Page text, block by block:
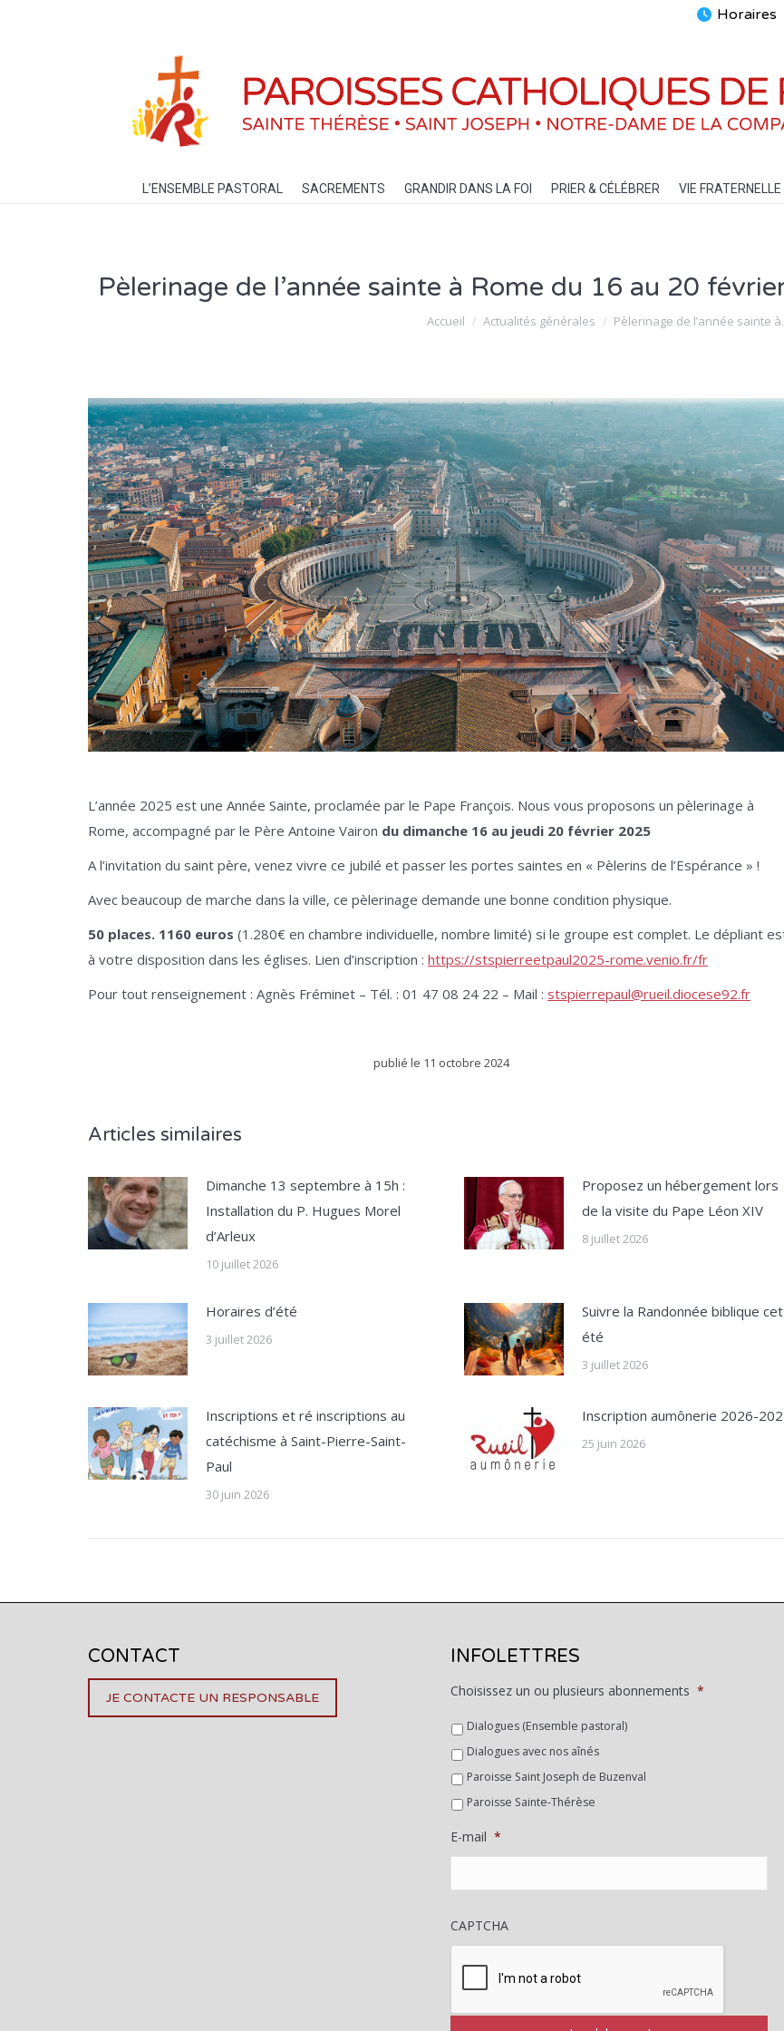
Horaires
L’ENSEMBLE PASTORAL SACREMENTS GRANDIR DANS LA FOI PRIER & CÉLÉBRER VIE FRATERNELLE
Pèlerinage de l’année sainte à Rome du 16 au 20
Vous êtes ici :
Accueil Actualités générales Pèlerinage de l’année sainte
L’année 2025 est une Année Sainte, proclamée par le Pape François. Nous vous proposons un pèlerinage à
Rome, accompagné par le Père Antoine Vairon du dimanche 16 au jeudi 20 février 2025
A l’invitation du saint père, venez vivre ce jubilé et passer les portes saintes en « Pèlerins de l’Espérance » !
Avec beaucoup de marche dans la ville, ce pèlerinage demande une bonne condition physique.
50 places. 1160 euros (1.280€ en chambre individuelle, nombre limité) si le groupe est complet. Le dépliant
à votre disposition dans les églises. Lien d’inscription : https://stspierreetpaul2025-rome.venio.fr/fr
Pour tout renseignement : Agnès Fréminet – Tél. : 01 47 08 24 22 – Mail : stspierrepaul@rueil.diocese92.fr
publié le 11 octobre 2024
Articles similaires
Dimanche 13 septembre à 15h :
Installation du P. Hugues Morel
d’Arleux
10 juillet 2026
Proposez un hébergement lors
de la visite du Pape Léon XIV
8 juillet 2026
Horaires d’été
3 juillet 2026
Suivre la Randonnée biblique cet
été
3 juillet 2026
Inscriptions et ré inscriptions au
catéchisme à Saint-Pierre-Saint-
Paul
30 juin 2026
Inscription aumônerie 2026-
25 juin 2026
CONTACT
JE CONTACTE UN RESPONSABLE
INFOLETTRES
Choisissez un ou plusieurs abonnements *
Dialogues (Ensemble pastoral)
Dialogues avec nos aînés
Paroisse Saint Joseph de Buzenval
Paroisse Sainte-Thérèse
E-mail *
CAPTCHA
PRIER & CÉLÉBRER VIE